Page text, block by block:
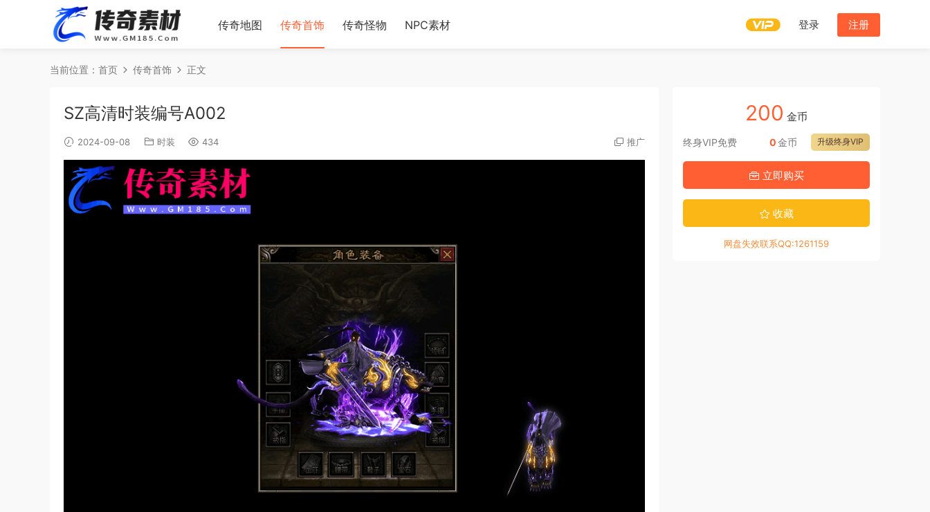
传奇地图 传奇首饰 传奇怪物 NPC素材 登录 注册
当前位置： 首页 传奇首饰 正文
SZ高清时装编号A002
2024-09-08 时装 434 推广
200 金币
终身VIP免费 升级终身VIP
0金币
立即购买
收藏
网盘失效联系QQ:1261159